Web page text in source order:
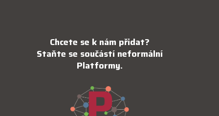
Chcete se k nám přidat?
Staňte se součástí neformální
Platformy.